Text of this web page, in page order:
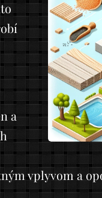
a
vplyvom a